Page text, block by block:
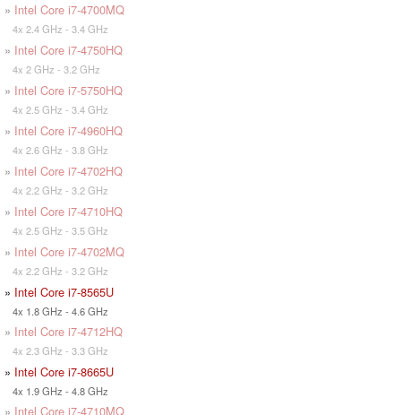
» Intel Core i7-4700MQ
4x 2.4 GHz - 3.4 GHz
» Intel Core i7-4750HQ
4x 2 GHz - 3.2 GHz
» Intel Core i7-5750HQ
4x 2.5 GHz - 3.4 GHz
» Intel Core i7-4960HQ
4x 2.6 GHz - 3.8 GHz
» Intel Core i7-4702HQ
4x 2.2 GHz - 3.2 GHz
» Intel Core i7-4710HQ
4x 2.5 GHz - 3.5 GHz
» Intel Core i7-4702MQ
4x 2.2 GHz - 3.2 GHz
» Intel Core i7-8565U
4x 1.8 GHz - 4.6 GHz
» Intel Core i7-4712HQ
4x 2.3 GHz - 3.3 GHz
» Intel Core i7-8665U
4x 1.9 GHz - 4.8 GHz
» Intel Core i7-4710MQ